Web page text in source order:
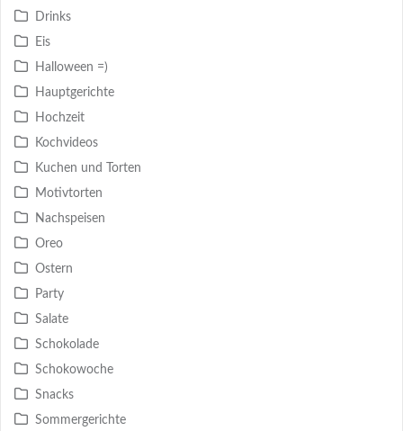
Drinks
Eis
Halloween =)
Hauptgerichte
Hochzeit
Kochvideos
Kuchen und Torten
Motivtorten
Nachspeisen
Oreo
Ostern
Party
Salate
Schokolade
Schokowoche
Snacks
Sommergerichte